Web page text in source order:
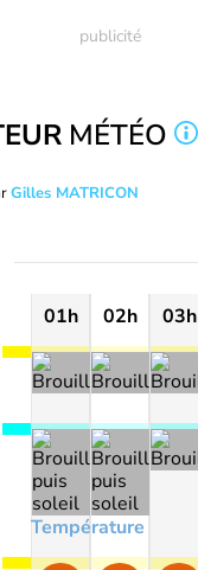
MÉTÉO
Gilles MATRICON
01h 02h 03h
Température